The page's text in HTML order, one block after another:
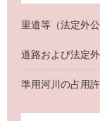
里道等（法定外
道路および法定
準用河川の占用